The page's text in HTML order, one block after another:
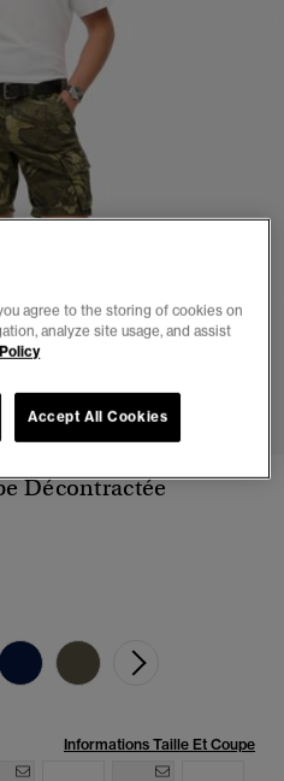
4 5 6 7
Décontractée
Informations Taille Et Coupe
agree to the storing of cookies on
analyze site usage, and assist
Accept All Cookies